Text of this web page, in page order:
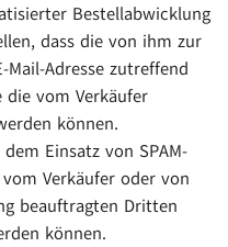
Bestellabwicklung
dass die von ihm zur
Mail-Adresse zutreffend
die vom Verkäufer
können.
Einsatz von SPAM-
Verkäufer oder von
beauftragten Dritten
können.